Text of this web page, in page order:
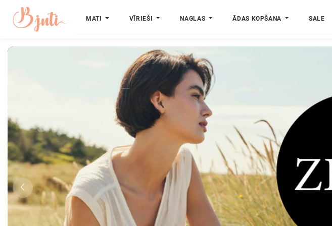
MATI VĪRIEŠI NAGLAS ĀDAS KOPŠANA SALE